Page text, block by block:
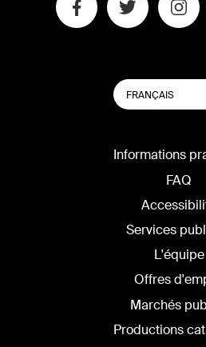
CHANGER
LA
LANGUE
FRANÇAIS
Informations
FAQ
Services
L'équipe
Offres
Marchés
Productions